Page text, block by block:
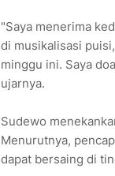
"Saya menerima
di musikalisasi
minggu ini. Saya
ujarnya.
Sudewo
Menurutnya,
dapat bersaing di